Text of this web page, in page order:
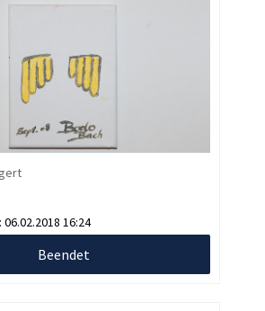
06.02.2018 16:24
Beendet